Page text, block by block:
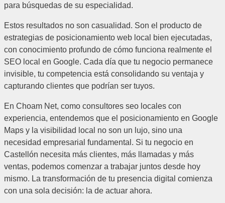
para búsquedas de su especialidad.
Estos resultados no son casualidad. Son el producto de
estrategias de posicionamiento web local bien ejecutadas,
con conocimiento profundo de cómo funciona realmente el
SEO local en Google. Cada día que tu negocio permanece
invisible, tu competencia está consolidando su ventaja y
capturando clientes que podrían ser tuyos.
En Choam Net, como consultores seo locales con
experiencia, entendemos que el posicionamiento en Google
Maps y la visibilidad local no son un lujo, sino una
necesidad empresarial fundamental. Si tu negocio en
Castellón necesita más clientes, más llamadas y más
ventas, podemos comenzar a trabajar juntos desde hoy
mismo. La transformación de tu presencia digital comienza
con una sola decisión: la de actuar ahora.